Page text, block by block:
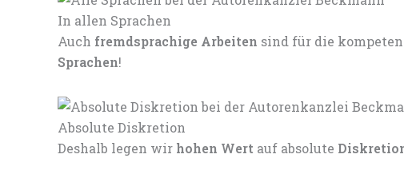
In allen Sprachen
Auch fremdsprachige Arbeiten sind für die
Sprachen!
Absolute Diskretion
Deshalb legen wir hohen Wert auf absolute